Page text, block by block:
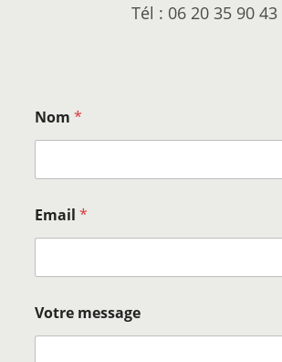
Tél : 06 20 35 90 43
Nom*
Email*
Votre message